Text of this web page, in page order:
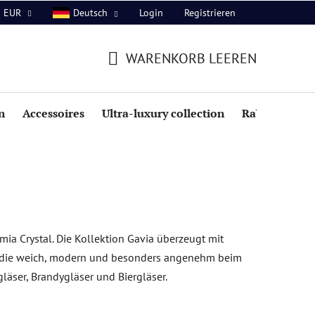
EUR Deutsch Login Registrieren
WARENKORB LEEREN
Accessoires Ultra-luxury collection Rabatte
Crystal. Die Kollektion Gavia überzeugt mit
weich, modern und besonders angenehm beim
Brandygläser und Biergläser.